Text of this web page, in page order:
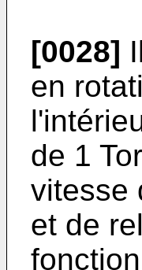
[0028]
en
de 1
vitesse
et de